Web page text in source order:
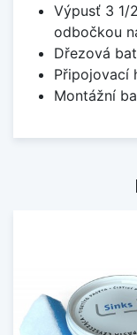
Výpusť 3 1/
odbočkou
Dřezová
Připojovací
Montážní